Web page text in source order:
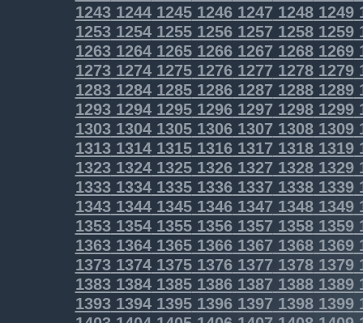
1243124412451246124712481249
1253125412551256125712581259
1263126412651266126712681269
1273127412751276127712781279
1283128412851286128712881289
1293129412951296129712981299
1303130413051306130713081309
1313131413151316131713181319
1323132413251326132713281329
1333133413351336133713381339
1343134413451346134713481349
1353135413551356135713581359
1363136413651366136713681369
1373137413751376137713781379
1383138413851386138713881389
1393139413951396139713981399